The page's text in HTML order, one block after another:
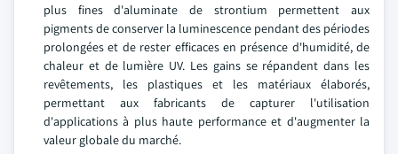
plus fines d'aluminate de strontium permettent aux
pigments de conserver la luminescence pendant des périodes
prolongées et de rester efficaces en présence d'humidité, de
chaleur et de lumière UV. Les gains se répandent dans les
revêtements, les plastiques et les matériaux élaborés,
permettant aux fabricants de capturer l'utilisation
d'applications à plus haute performance et d'augmenter la
valeur globale du marché.